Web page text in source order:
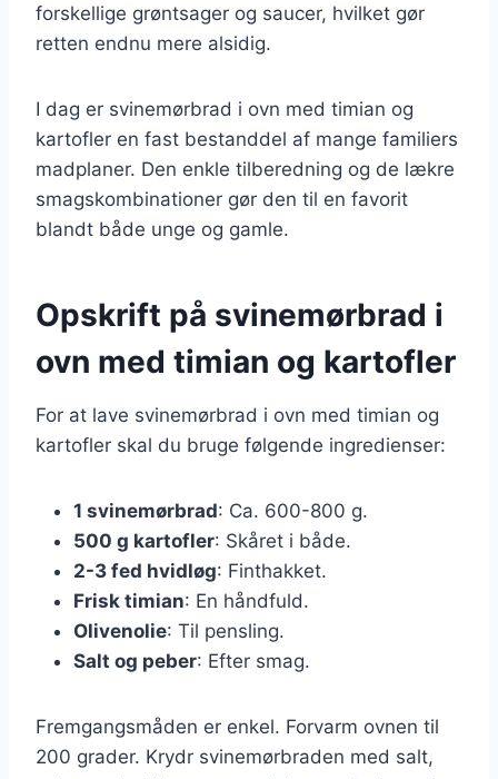
forskellige grøntsager og saucer, hvilket gør
retten endnu mere alsidig.
I dag er svinemørbrad i ovn med timian og
kartofler en fast bestanddel af mange familiers
madplaner. Den enkle tilberedning og de lækre
smagskombinationer gør den til en favorit
blandt både unge og gamle.
Opskrift på svinemørbrad i
ovn med timian og kartofler
For at lave svinemørbrad i ovn med timian og
kartofler skal du bruge følgende ingredienser:
1 svinemørbrad: Ca. 600-800 g.
500 g kartofler: Skåret i både.
2-3 fed hvidløg: Finthakket.
Frisk timian: En håndfuld.
Olivenolie: Til pensling.
Salt og peber: Efter smag.
Fremgangsmåden er enkel. Forvarm ovnen til
200 grader. Krydr svinemørbraden med salt,